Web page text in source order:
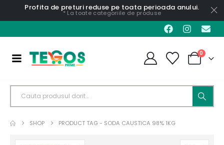
Profita de preturi reduse pe toata perioada anului.
* La toate categoriile de produse
0
SHOP PRODUCT TAG - SODA CAUSTICA 98% 1KG